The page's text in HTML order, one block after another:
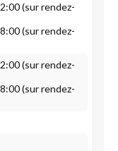
(sur rendez-
(sur rendez-
(sur rendez-
(sur rendez-